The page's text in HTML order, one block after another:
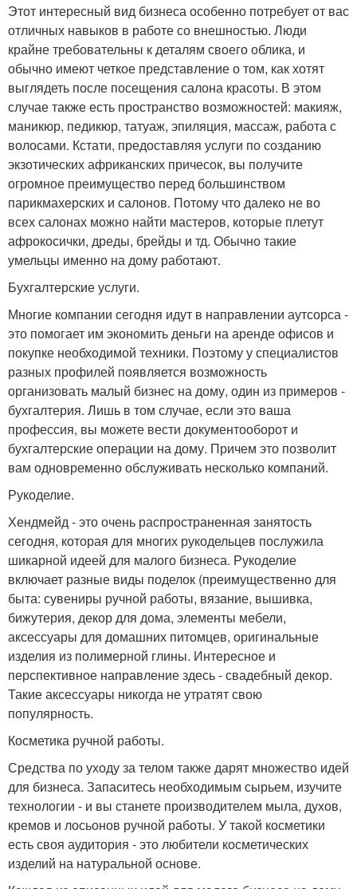
Этот интересный вид бизнеса особенно потребует от вас
отличных навыков в работе со внешностью. Люди
крайне требовательны к деталям своего облика, и
обычно имеют четкое представление о том, как хотят
выглядеть после посещения салона красоты. В этом
случае также есть пространство возможностей: макияж,
маникюр, педикюр, татуаж, эпиляция, массаж, работа с
волосами. Кстати, предоставляя услуги по созданию
экзотических африканских причесок, вы получите
огромное преимущество перед большинством
парикмахерских и салонов. Потому что далеко не во
всех салонах можно найти мастеров, которые плетут
афрокосички, дреды, брейды и тд. Обычно такие
умельцы именно на дому работают.
Бухгалтерские услуги.
Многие компании сегодня идут в направлении аутсорса -
это помогает им экономить деньги на аренде офисов и
покупке необходимой техники. Поэтому у специалистов
разных профилей появляется возможность
организовать малый бизнес на дому, один из примеров -
бухгалтерия. Лишь в том случае, если это ваша
профессия, вы можете вести документооборот и
бухгалтерские операции на дому. Причем это позволит
вам одновременно обслуживать несколько компаний.
Рукоделие.
Хендмейд - это очень распространенная занятость
сегодня, которая для многих рукодельцев послужила
шикарной идеей для малого бизнеса. Рукоделие
включает разные виды поделок (преимущественно для
быта: сувениры ручной работы, вязание, вышивка,
бижутерия, декор для дома, элементы мебели,
аксессуары для домашних питомцев, оригинальные
изделия из полимерной глины. Интересное и
перспективное направление здесь - свадебный декор.
Такие аксессуары никогда не утратят свою
популярность.
Косметика ручной работы.
Средства по уходу за телом также дарят множество идей
для бизнеса. Запаситесь необходимым сырьем, изучите
технологии - и вы станете производителем мыла, духов,
кремов и лосьонов ручной работы. У такой косметики
есть своя аудитория - это любители косметических
изделий на натуральной основе.